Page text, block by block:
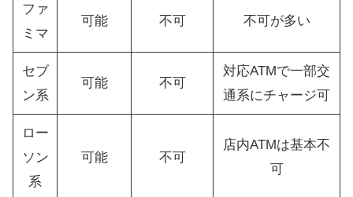
ファ
ミマ
可能 不可 不可が多い
セブ
ン系
可能 不可
対応ATMで一部交
通系にチャージ可
ロー
ソン
系
可能 不可
店内ATMは基本不
可